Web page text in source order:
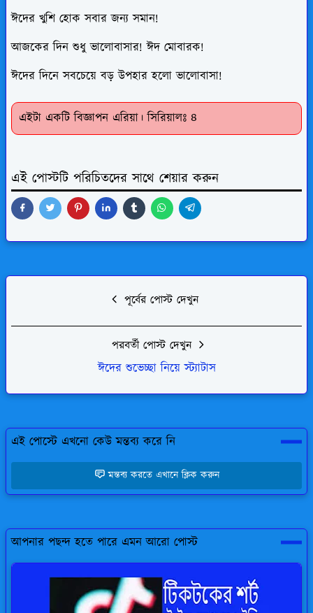
ঈদের খুশি হোক সবার জন্য সমান!
আজকের দিন শুধু ভালোবাসার! ঈদ মোবারক!
ঈদের দিনে সবচেয়ে বড় উপহার হলো ভালোবাসা!
এইটা একটি বিজ্ঞাপন এরিয়া। সিরিয়ালঃ ৪
এই পোস্টটি পরিচিতদের সাথে শেয়ার করুন
পূর্বের পোস্ট দেখুন
পরবর্তী পোস্ট দেখুন
ঈদের শুভেচ্ছা নিয়ে স্ট্যাটাস
এই পোস্টে এখনো কেউ মন্তব্য করে নি
মন্তব্য করতে এখানে ক্লিক করুন
আপনার পছন্দ হতে পারে এমন আরো পোস্ট